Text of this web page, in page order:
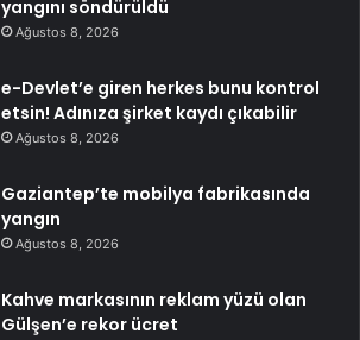
yangını söndürüldü
Ağustos 8, 2026
e-Devlet’e giren herkes bunu kontrol
etsin! Adınıza şirket kaydı çıkabilir
Ağustos 8, 2026
Gaziantep’te mobilya fabrikasında
yangın
Ağustos 8, 2026
Kahve markasının reklam yüzü olan
Gülşen’e rekor ücret